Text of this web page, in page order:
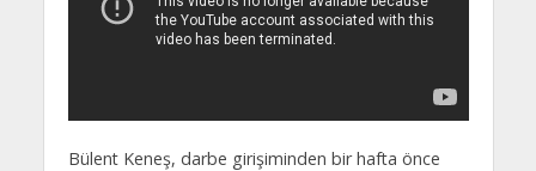
Bülent Keneş, darbe girişiminden bir hafta önce